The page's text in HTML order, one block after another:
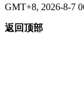
GMT+8, 2026-8-7
返回顶部